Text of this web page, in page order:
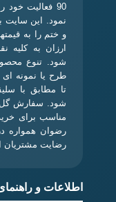
90 فعالیت
نمود. این سایت
و ختم را به
ارزان به کلیه
شود. تنوع
طرح یا نمونه ای
تا مطابق با
شود. سفارش گل
مناسب برای
رضوان همواره
رضایت مشتریان
اطلاعات و